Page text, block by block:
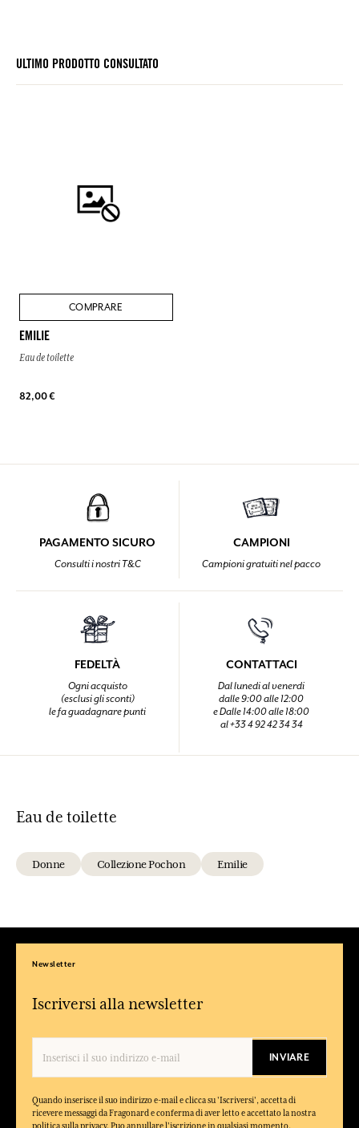
ULTIMO PRODOTTO CONSULTATO
COMPRARE
EMILIE
Eau de toilette
82,00 €
PAGAMENTO SICURO
Consulti i nostri T&C
CAMPIONI
Campioni gratuiti nel pacco
FEDELTÀ
Ogni acquisto
(esclusi gli sconti)
le fa guadagnare punti
CONTATTACI
Dal lunedi al venerdi
dalle 9:00 alle 12:00
e Dalle 14:00 alle 18:00
al +33 4 92 42 34 34
Eau de toilette
Donne Collezione Pochon Emilie
Newsletter
Iscriversi alla newsletter
INVIARE
Quando inserisce il suo indirizzo e-mail e clicca su 'Iscriversi', accetta di
ricevere messaggi da Fragonard e conferma di aver letto e accettato la nostra
politica sulla privacy. Puo annullare l'iscrizione in qualsiasi momento.